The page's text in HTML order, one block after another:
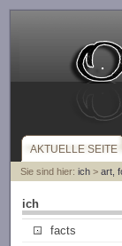
AKTUELLE SEITE
Sie sind hier: ich> art,
ich
facts